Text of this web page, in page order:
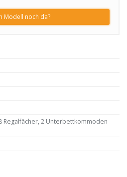
Modell noch da?
Regalfächer, 2 Unterbettkommoden